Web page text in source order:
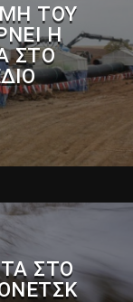
ΤΟΥ
Η
ΣΤΟ
ΣΤΟ